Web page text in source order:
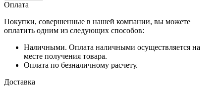
Оплата
Покупки, совершенные в нашей компании, вы можете
оплатить одним из следующих способов:
Наличными. Оплата наличными осуществляется на
месте получения товара.
Оплата по безналичному расчету.
Доставка